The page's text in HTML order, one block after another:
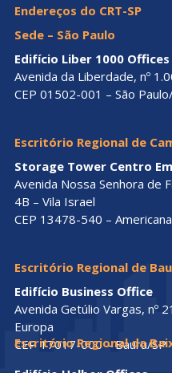
Endereços do CRT-SP
Sede – São Paulo
Edifício Liber 1000 Offices
Avenida da Liberdade, nº
CEP 01502-001 – São
Escritório Regional de
Storage Tower Centro
Avenida Nossa Senhora de
4B – Vila Israel
CEP 13478-540 –
Escritório Regional de
Edifício Business Office
Avenida Getúlio Vargas, nº
Europa
CEP 17017-000 – Bauru/SP
Escritório Regional da